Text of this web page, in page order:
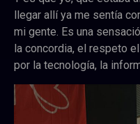
llegar allí ya me sentía
mi gente. Es una
la concordia, el respeto
por la tecnología, la